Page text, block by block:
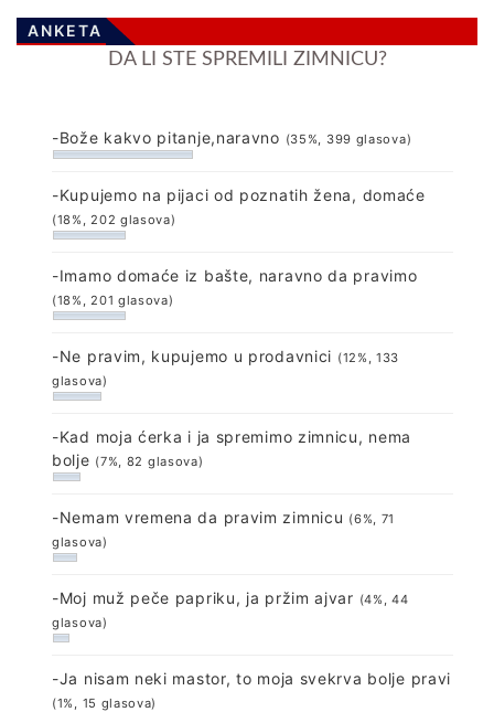
ANKETA
DA LI STE SPREMILI ZIMNICU?
-Bože kakvo pitanje,naravno (35%, 399 glasova)
-Kupujemo na pijaci od poznatih žena, domaće
(18%, 202 glasova)
-Imamo domaće iz bašte, naravno da pravimo
(18%, 201 glasova)
-Ne pravim, kupujemo u prodavnici (12%, 133
glasova)
-Kad moja ćerka i ja spremimo zimnicu, nema
bolje (7%, 82 glasova)
-Nemam vremena da pravim zimnicu (6%, 71
glasova)
-Moj muž peče papriku, ja pržim ajvar (4%, 44
glasova)
-Ja nisam neki mastor, to moja svekrva bolje pravi
(1%, 15 glasova)